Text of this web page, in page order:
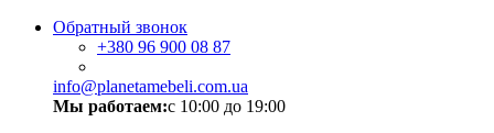
Обратный звонок
+380 96 900 08 87
info@planetamebeli.com.ua
Мы работаем:с 10:00 до 19:00